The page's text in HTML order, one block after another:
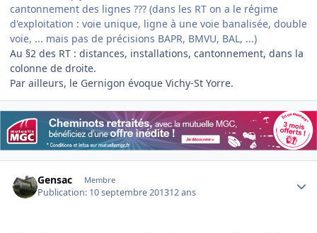
cantonnement des lignes ??? (dans les RT on a le régime
d'exploitation : voie unique, ligne à une voie banalisée, double
voie, ... mais pas de précisions BAPR, BMVU, BAL, ...)
Au §2 des RT : distances, installations, cantonnement, dans la
colonne de droite.
Par ailleurs, le Gernigon évoque Vichy-St Yorre.
Gensac Membre
Publication: 10 septembre 201312 ans